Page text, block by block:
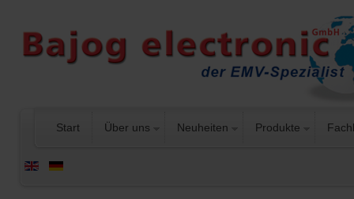
Start Über uns Neuheiten Produkte